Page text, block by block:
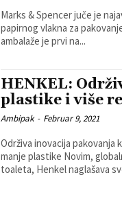
Marks & Spencer juče je
papirnog vlakna za
ambalaže je prvi na...
HENKEL:
plastike i više
Ambipak - Februar 9, 2021
Održiva inovacija pakovanja
manje plastike Novim, globalnim konceptom pakovanja boca za čišćenje
toaleta, Henkel naglašava